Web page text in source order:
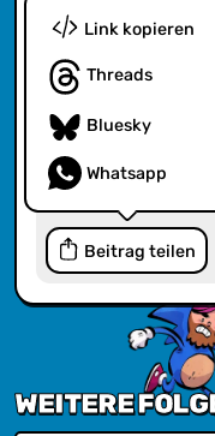
folgt die
(iTunes?Ja! iTunes
Feed
zum
Link kopieren
Threads
Bluesky
Whatsapp
Beitrag teilen
WEITERE